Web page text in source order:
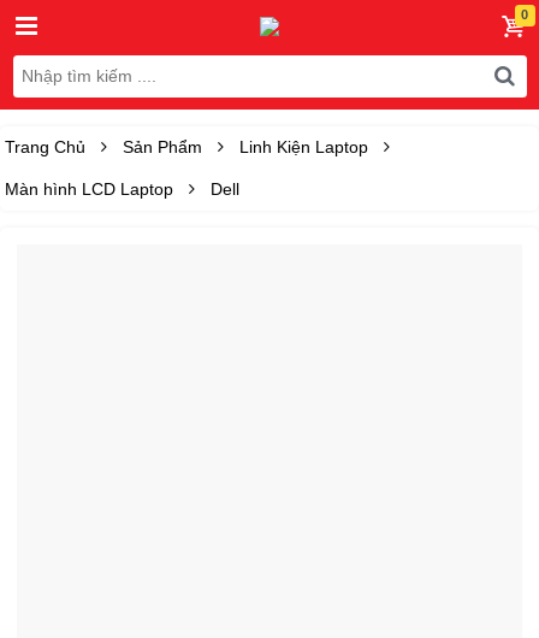
Trang Chủ Sản Phẩm Linh Kiện Laptop
Màn hình LCD Laptop Dell